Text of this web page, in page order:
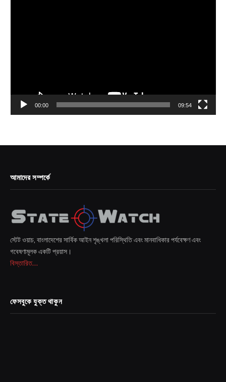
00:00 09:54
আমাদের সম্পর্কে
স্টেট ওয়াচ, বাংলাদেশের সার্বিক আইন শৃঙ্খলা পরিস্থিতি এবং মানবাধিকার পর্যবেক্ষণ এবং
গবেষণামূলক একটি প্রয়াস।
বিস্তারিত...
ফেসবুকে যুক্ত থাকুন